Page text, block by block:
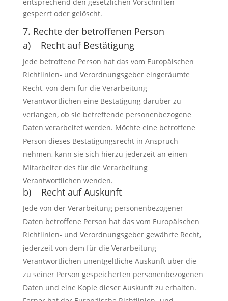
gesperrt oder gelöscht.
7. Rechte der betroffenen Person
a) Recht auf Bestätigung
Jede betroffene Person hat das vom Europäischen
Richtlinien- und Verordnungsgeber eingeräumte
Recht, von dem für die Verarbeitung
Verantwortlichen eine Bestätigung darüber zu
verlangen, ob sie betreffende personenbezogene
Daten verarbeitet werden. Möchte eine betroffene
Person dieses Bestätigungsrecht in Anspruch
nehmen, kann sie sich hierzu jederzeit an einen
Mitarbeiter des für die Verarbeitung
Verantwortlichen wenden.
b) Recht auf Auskunft
Jede von der Verarbeitung personenbezogener
Daten betroffene Person hat das vom Europäischen
Richtlinien- und Verordnungsgeber gewährte Recht,
jederzeit von dem für die Verarbeitung
Verantwortlichen unentgeltliche Auskunft über die
zu seiner Person gespeicherten personenbezogenen
Daten und eine Kopie dieser Auskunft zu erhalten.